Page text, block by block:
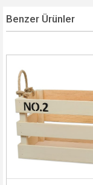
Benzer Ürünler